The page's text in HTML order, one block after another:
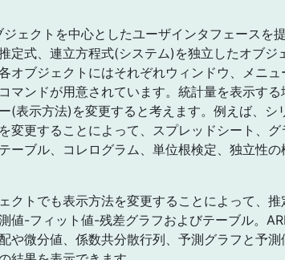
ェクトを中心としたユーザインタフェースを
定式、連立方程式(システム)を独立したオブジ
オブジェクトにはそれぞれウィンドウ、メニュ
マンドが用意されています。統計量を表示する
(表示方法)を変更すると考えます。例えば、シ
変更することによって、スプレッドシート、
ーブル、コレログラム、単位根検定、独立性の
クトでも表示方法を変更することによって、推
値-フィット値-残差グラフおよびテーブル。
や微分値、係数共分散行列、予測グラフと予測